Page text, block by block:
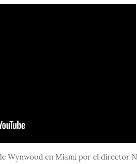
Wynwood en Miami por el director